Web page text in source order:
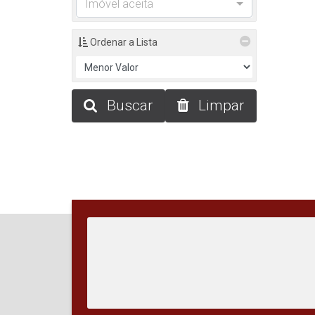
Imóvel aceita
Ordenar a Lista
Buscar Limpar